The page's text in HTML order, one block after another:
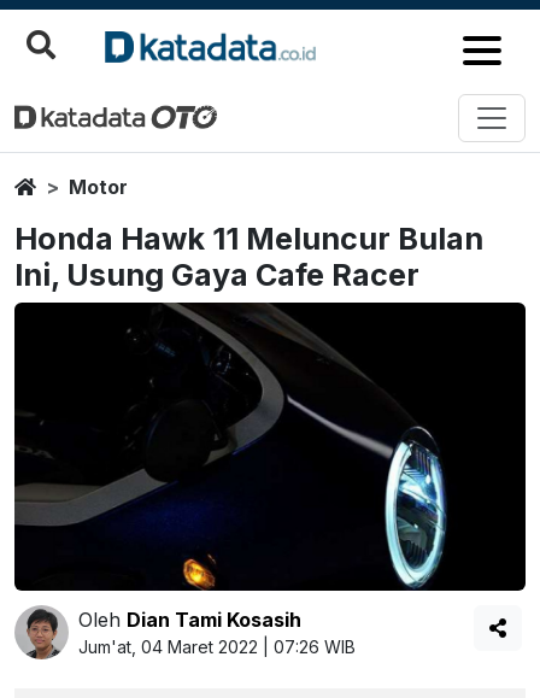
HomeMotor
Honda Hawk 11 Meluncur Bulan
Ini, Usung Gaya Cafe Racer
Oleh Dian Tami Kosasih
Jum'at, 04 Maret 2022 | 07:26 WIB